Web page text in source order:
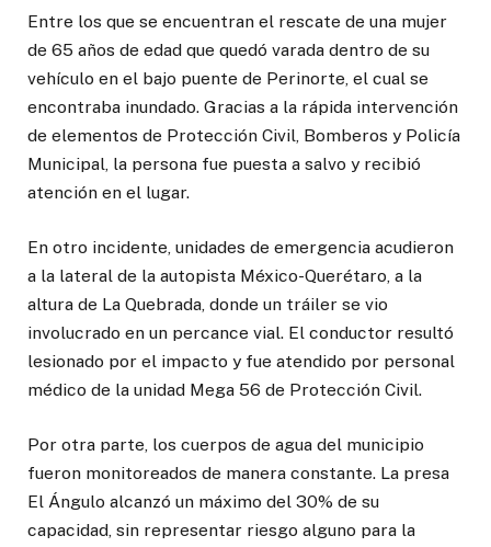
Entre los que se encuentran el rescate de una mujer
de 65 años de edad que quedó varada dentro de su
vehículo en el bajo puente de Perinorte, el cual se
encontraba inundado. Gracias a la rápida intervención
de elementos de Protección Civil, Bomberos y Policía
Municipal, la persona fue puesta a salvo y recibió
atención en el lugar.
En otro incidente, unidades de emergencia acudieron
a la lateral de la autopista México-Querétaro, a la
altura de La Quebrada, donde un tráiler se vio
involucrado en un percance vial. El conductor resultó
lesionado por el impacto y fue atendido por personal
médico de la unidad Mega 56 de Protección Civil.
Por otra parte, los cuerpos de agua del municipio
fueron monitoreados de manera constante. La presa
El Ángulo alcanzó un máximo del 30% de su
capacidad, sin representar riesgo alguno para la